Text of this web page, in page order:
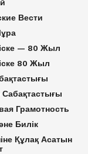
Вести
— 80 Жыл
80 Жыл
Сабақтастығы
Грамотность
Билік
Құлақ Асатын